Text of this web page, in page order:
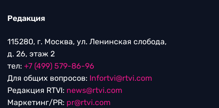
Редакция
115280, г. Москва, ул. Ленинская слобода,
д. 26, этаж 2
тел: +7 (499) 579-86-96
Для общих вопросов: Infortvi@rtvi.com
Редакция RTVI: news@rtvi.com
Маркетинг/PR: pr@rtvi.com